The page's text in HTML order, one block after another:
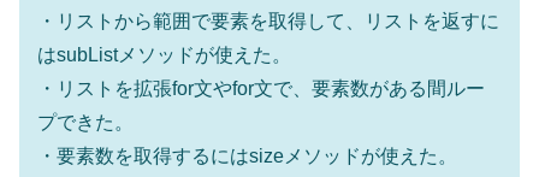
・リストから範囲で要素を取得して、リストを返すに
はsubListメソッドが使えた。
・リストを拡張for文やfor文で、要素数がある間ルー
プできた。
・要素数を取得するにはsizeメソッドが使えた。